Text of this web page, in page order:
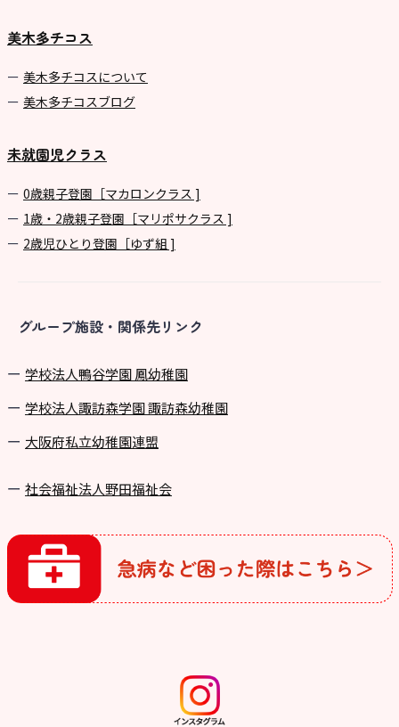
美木多チコス
美⽊多チコスについて
美⽊多チコスブログ
未就園児クラス
0歳親子登園［マカロンクラス ]
1歳・2歳親子登園［マリポサクラス ]
2歳児ひとり登園［ゆず組 ]
グループ施設・関係先リンク
学校法⼈鴨⾕学園 鳳幼稚園
学校法⼈諏訪森学園 諏訪森幼稚園
⼤阪府私⽴幼稚園連盟
社会福祉法人野田福祉会